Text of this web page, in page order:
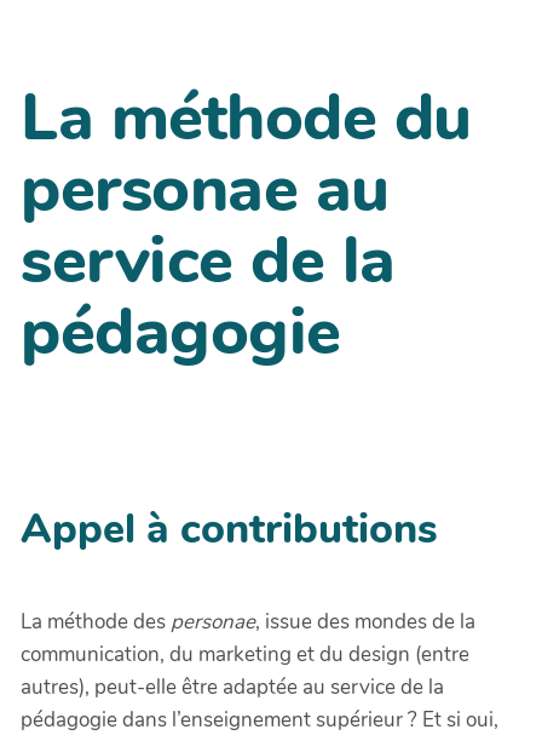
La méthode du
personae au
service de la
pédagogie
Appel à contributions
La méthode des personae, issue des mondes de la
communication, du marketing et du design (entre
autres), peut-elle être adaptée au service de la
pédagogie dans l’enseignement supérieur ? Et si oui,